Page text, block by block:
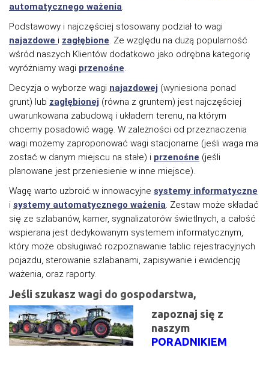
automatycznego ważenia
Podstawowy i najczęściej stosowany podział to wagi
najazdowe i zagłębione . Ze względu na dużą popularność
wśród naszych Klientów dodatkowo jako odrębna kategorię
wyróżniamy wagi przenośne
Decyzja o wyborze wagi najazdowej (wyniesiona ponad
grunt) lub zagłębionej (równa z gruntem) jest najczęściej
uwarunkowana zabudową i układem terenu, na którym
chcemy posadowić wagę. W zależności od przeznaczenia
wagi możemy zaproponować wagi stacjonarne (jeśli waga ma
zostać w danym miejscu na stałe) i przenośne (jeśli
planowane jest przeniesienie w inne miejsce).
Wagę warto uzbroić w innowacyjne systemy informatyczne
i systemy automatycznego ważenia . Zestaw może składać
się ze szlabanów, kamer, sygnalizatorów świetlnych, a całość
wspierana jest dedykowanym systemem informatycznym,
który może obsługiwać rozpoznawanie tablic rejestracyjnych
pojazdu, sterowanie szlabanami, zapisywanie i ewidencję
ważenia, oraz raporty.
Jeśli szukasz wagi do gospodarstwa,
zapoznaj się z
naszym
PORADNIKIEM